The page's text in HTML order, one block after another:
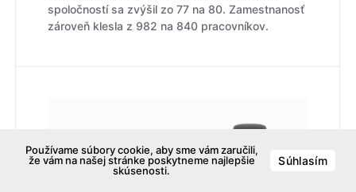
spoločností sa zvýšil zo 77 na 80. Zamestnanosť
zároveň klesla z 982 na 840 pracovníkov.
Používame súbory cookie, aby sme vám zaručili,
že vám na našej stránke poskytneme najlepšie
skúsenosti.
Súhlasím